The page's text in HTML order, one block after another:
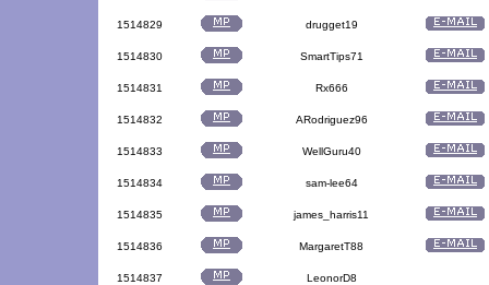
1514829 drugget19
1514830 SmartTips71
1514831 Rx666
1514832 ARodriguez96
1514833 WellGuru40
1514834 sam-lee64
1514835 james_harris11
1514836 MargaretT88
1514837 LeonorD8